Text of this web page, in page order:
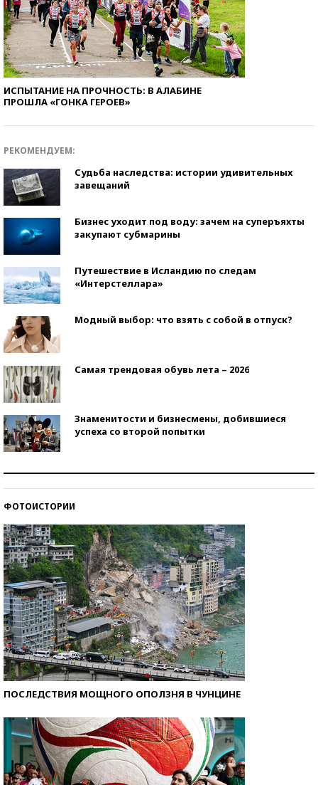
ИСПЫТАНИЕ НА ПРОЧНОСТЬ: В АЛАБИНЕ
ПРОШЛА «ГОНКА ГЕРОЕВ»
РЕКОМЕНДУЕМ:
Судьба наследства: истории удивительных
завещаний
Бизнес уходит под воду: зачем на суперъяхты
закупают субмарины
Путешествие в Исландию по следам
«Интерстеллара»
Модный выбор: что взять с собой в отпуск?
Самая трендовая обувь лета – 2026
Знаменитости и бизнесмены, добившиеся
успеха со второй попытки
ФОТОИСТОРИИ
ПОСЛЕДСТВИЯ МОЩНОГО ОПОЛЗНЯ В ЧУНЦИНЕ